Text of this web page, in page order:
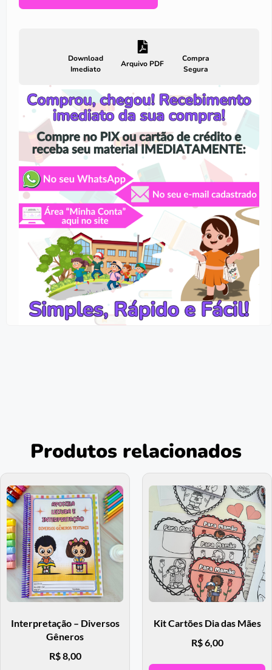
Download
Imediato
Arquivo PDF
Compra
Segura
Produtos relacionados
Interpretação – Diversos
Gêneros
R$8,00
Kit Cartões Dia das Mães
R$6,00